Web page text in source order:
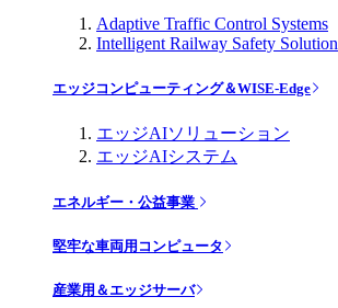
Adaptive Traffic Control Systems
Intelligent Railway Safety Solution
エッジコンピューティング＆WISE-Edge
エッジAIソリューション
エッジAIシステム
エネルギー・公益事業
堅牢な車両用コンピュータ
産業用＆エッジサーバ